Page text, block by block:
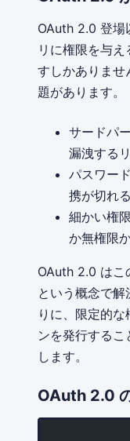
OAuth 2.0 登場
リに権限を与
すしかありませ
題があります。
サードパ
漏洩する
パスワー
携が切れる
細かい権
か無権限
OAuth 2.0 はこ
という概念で
りに、限定的
ンを発行する
します。
OAuth 2.0